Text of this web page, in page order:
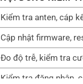
Kiểm tra anten, cáp
Cập nhật firmware,
Đo độ trễ, kiểm tra
Kiểm tra đăng nhập,